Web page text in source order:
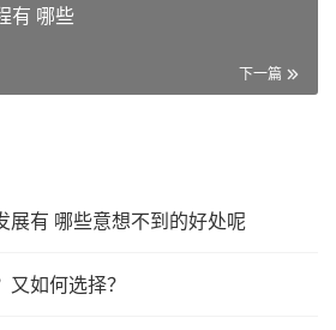
如何做网页制作 流程有 哪些
下一篇
展有 哪些意想不到的好处呢
如何选择？